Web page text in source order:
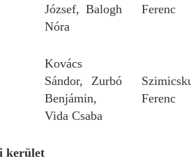
József, Balogh
Nóra
Ferenc
Kovács
Sándor, Zurbó
Benjámin,
Vida Csaba
Ferenc
kerület